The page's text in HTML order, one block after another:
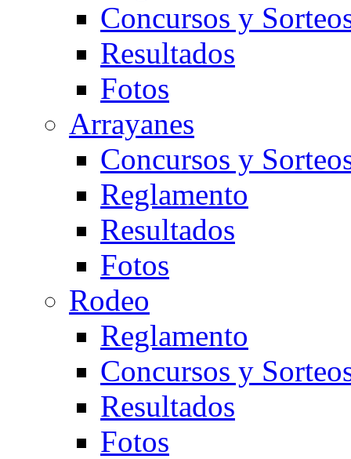
Concursos y
Resultados
Fotos
Arrayanes
Concursos y
Reglamento
Resultados
Fotos
Rodeo
Reglamento
Concursos y
Resultados
Fotos